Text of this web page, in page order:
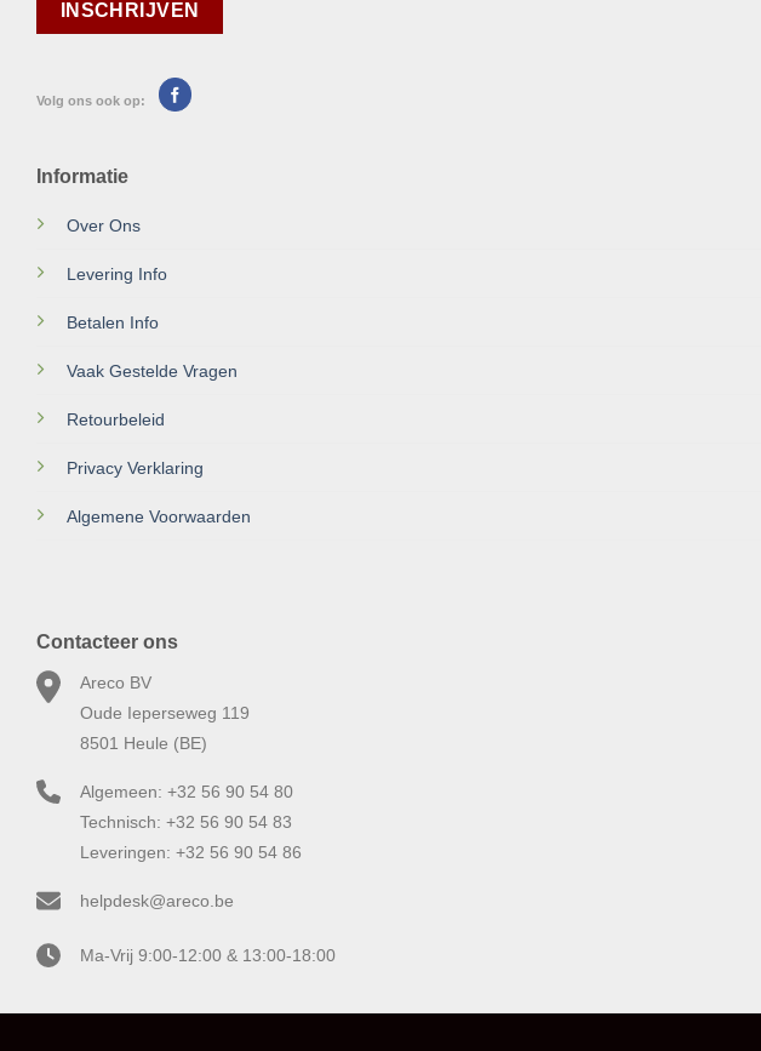
Volg ons ook op:
Informatie
Over Ons
Levering Info
Betalen Info
Vaak Gestelde Vragen
Retourbeleid
Privacy Verklaring
Algemene Voorwaarden
Contacteer ons
Areco BV
Oude Ieperseweg 119
8501 Heule (BE)
Algemeen: +32 56 90 54 80
Technisch: +32 56 90 54 83
Leveringen: +32 56 90 54 86
helpdesk@areco.be
Ma-Vrij 9:00-12:00 & 13:00-18:00